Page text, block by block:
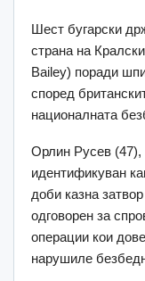
Шест бугарски
страна на
Bailey) поради
според
националната
Орлин Русев (47),
идентификуван
доби казна
одговорен за
операции кои
нарушиле